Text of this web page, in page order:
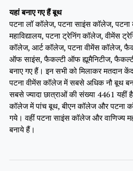
यहां बनाए गए हैं बूथ
पटना लॉ कॉलेज, पटना साइंस कॉलेज, पटना
महाविद्यालय, पटना ट्रेनिंग कॉलेज, वीमेंस
कॉलेज, आर्ट कॉलेज, पटना वीमेंस कॉलेज,
ऑफ साइंस, फैकल्टी ऑफ ह्यूमैनिटीज,
बनाए गए हैं। इन सभी को मिलाकर मतदान
पटना वीमेंस कॉलेज में सबसे अधिक नौ बूथ
सबसे ज्यादा छात्राओं की संख्या 4461 यहीं
कॉलेज में पांच बूथ, बीएन कॉलेज और पटना
गये। वहीं पटना साइंस कॉलेज और वाणिज्य
बनाये हैं।